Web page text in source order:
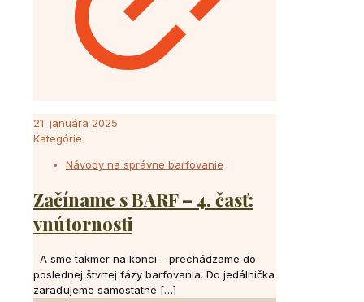
21. januára 2025
Kategórie
Návody na správne barfovanie
Začíname s BARF – 4. časť:
vnútornosti
A sme takmer na konci – prechádzame do
poslednej štvrtej fázy barfovania. Do jedálnička
zaraďujeme samostatné […]